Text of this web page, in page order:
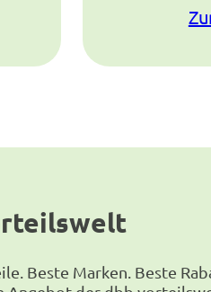
Beste Marken. Beste